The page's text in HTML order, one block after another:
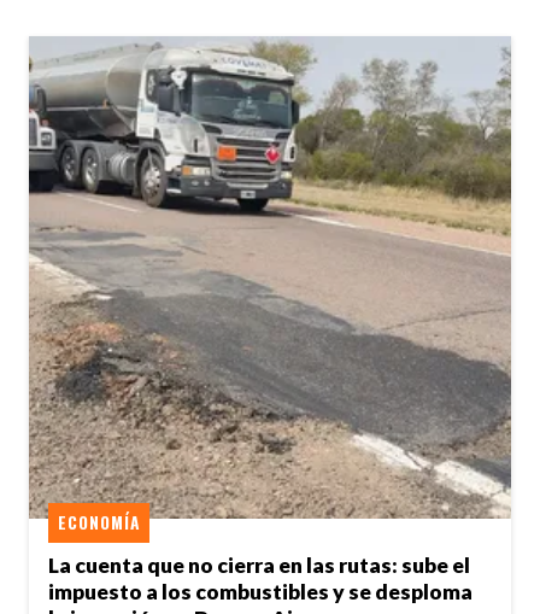
La cuenta que no cierra en las rutas: sube el
impuesto a los combustibles y se desploma
ECONOMÍA